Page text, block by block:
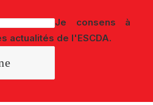
Je consens à
actualités de l'ESCDA.